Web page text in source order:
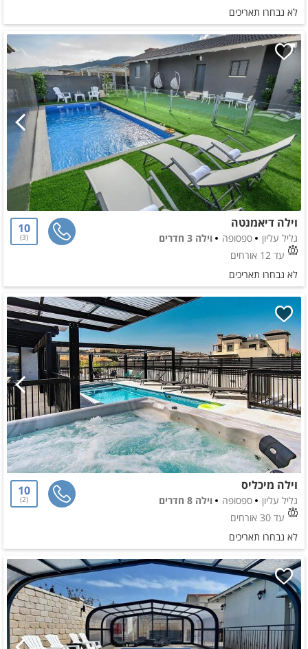
לא נבחרו תאריכים
וילה דיאמנטה
גליל עליון ספסופה
וילה 3 חדרים
עד 12 אורחים
10
3
לא נבחרו תאריכים
וילה מיכליס
גליל עליון ספסופה
וילה 8 חדרים
עד 30 אורחים
10
2
לא נבחרו תאריכים